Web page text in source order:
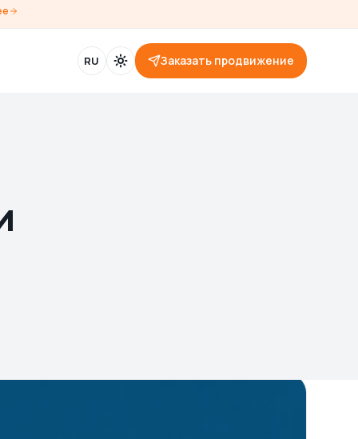
RU Заказать продвижение